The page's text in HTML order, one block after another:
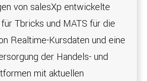
von salesXp entwickelte
Tbricks und MATS für die
Realtime-Kursdaten und eine
der Handels- und
mit aktuellen